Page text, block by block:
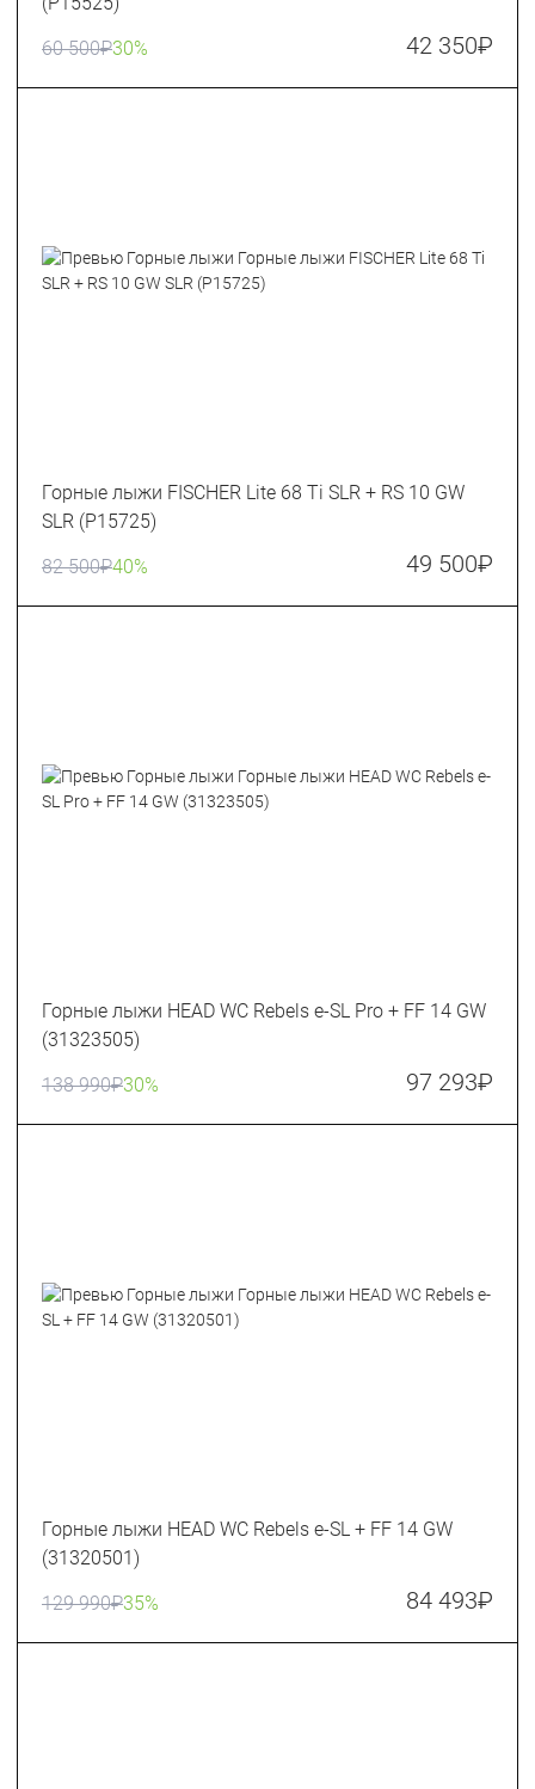
60 500₽30% 42 350₽
Горные лыжи FISCHER Lite 68 Ti SLR + RS 10 GW
SLR (P15725)
82 500₽40% 49 500₽
Горные лыжи HEAD WC Rebels e-SL Pro + FF 14 GW
(31323505)
138 990₽30% 97 293₽
Горные лыжи HEAD WC Rebels e-SL + FF 14 GW
(31320501)
129 990₽35% 84 493₽